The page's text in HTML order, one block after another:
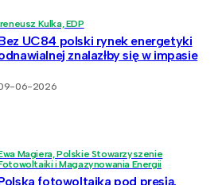
Kulka, EDP
UC84 polski rynek energetyki
znalazłby się w impasie
06-2026
Magiera, Polskie Stowarzyszenie
i Magazynowania Energii
fotowoltaika pod presją.